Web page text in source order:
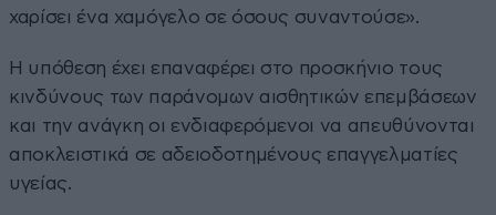
χαρίσει ένα χαμόγελο σε όσους συναντούσε».
Η υπόθεση έχει επαναφέρει στο προσκήνιο τους
κινδύνους των παράνομων αισθητικών επεμβάσεων
και την ανάγκη οι ενδιαφερόμενοι να απευθύνονται
αποκλειστικά σε αδειοδοτημένους επαγγελματίες
υγείας.